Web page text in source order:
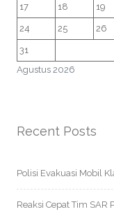
Agustus 2026
17 18 19
24 25 26
31
Recent Posts
Polisi Evakuasi Mobil
Reaksi Cepat Tim SAR